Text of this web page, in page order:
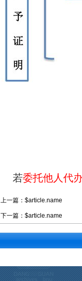
若委托他人代
上一篇：$article.name
下一篇：$article.name